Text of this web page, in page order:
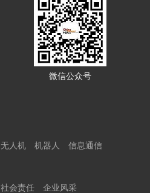
微信公众号
无人机 机器人
信息通信
社会责任
企业风采